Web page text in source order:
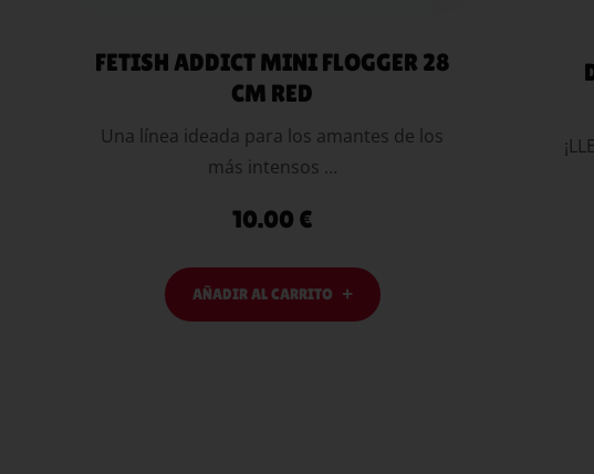
FETISH ADDICT MINI FLOGGER 28
CM RED
Una línea ideada para los amantes de los
más intensos …
10.00 €
AÑADIR AL CARRITO